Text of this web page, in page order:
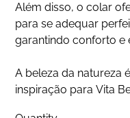
Além disso, o colar
para se adequar
garantindo conforto e
A beleza da natureza
inspiração para Vita